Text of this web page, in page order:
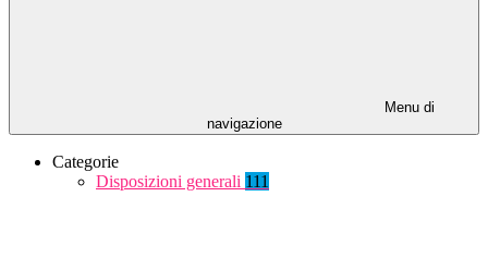
Menu di
navigazione
Categorie
Disposizioni generali 111